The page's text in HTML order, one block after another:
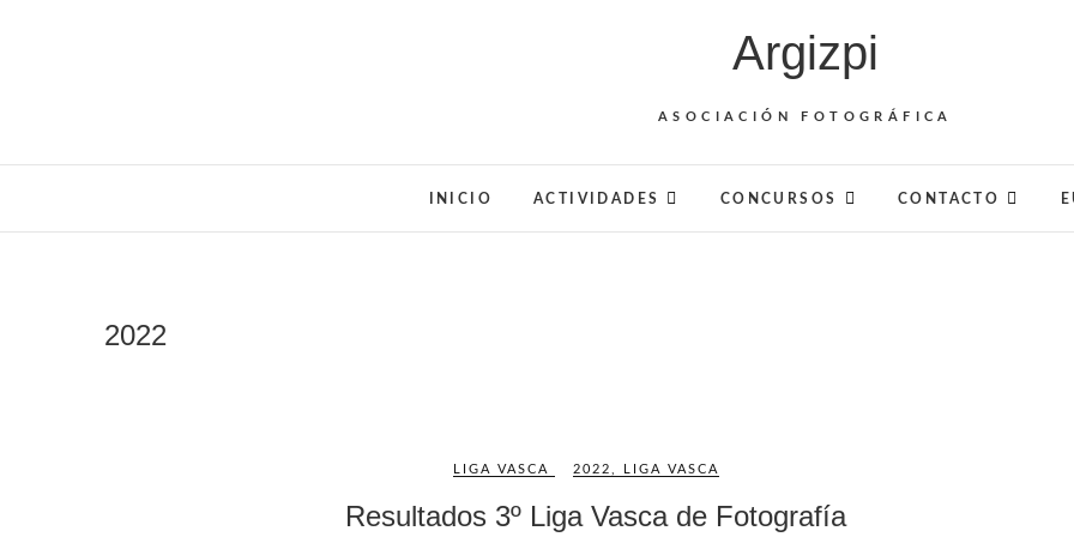
Argizpi
ASOCIACIÓN FOTOGRÁFICA
INICIO ACTIVIDADES CONCURSOS CONTACTO
2022
LIGA VASCA 2022 LIGA VASCA
Resultados 3º Liga Vasca de Fotografía